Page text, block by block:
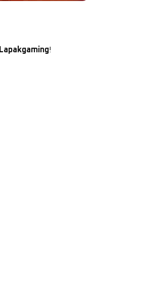
Lapakgaming!